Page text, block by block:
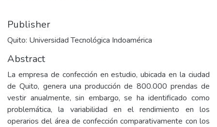
Publisher
Quito: Universidad Tecnológica Indoamérica
Abstract
La empresa de confección en estudio, ubicada en la ciudad
de Quito, genera una producción de 800.000 prendas de
vestir anualmente, sin embargo, se ha identificado como
problemática, la variabilidad en el rendimiento en los
operarios del área de confección comparativamente con los